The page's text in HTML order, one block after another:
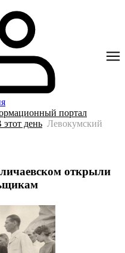
портал
этот день Левокумский
открыли